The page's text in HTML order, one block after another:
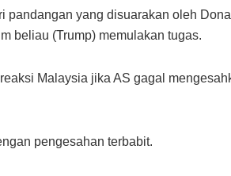
pandangan yang disuarakan oleh
beliau (Trump) memulakan tugas.
Malaysia jika AS gagal
pengesahan terbabit.